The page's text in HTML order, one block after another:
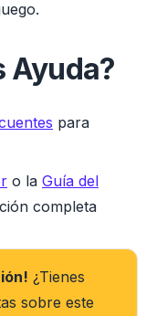
Ayuda?
para
o la Guía del
completa
¿Tienes
sobre este